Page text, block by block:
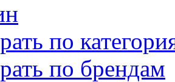
по
по брендам